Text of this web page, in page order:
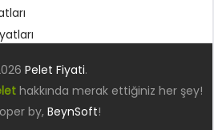
Pelet Fiyati.
hakkında merak ettiğiniz her şey!
by, BeynSoft!